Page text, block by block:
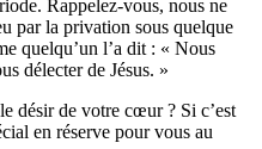
Rappelez-vous, nous ne
par la privation sous quelque
quelqu’un l’a dit : « Nous
délecter de Jésus. »
désir de votre cœur ? Si c’est
en réserve pour vous au